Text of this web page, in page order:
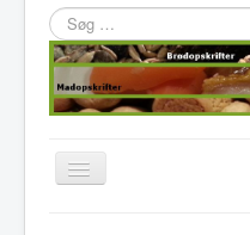
Søg
…
Skift
navigation